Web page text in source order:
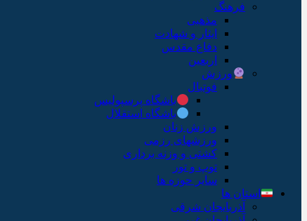
فرهنگ
مذهبی
ایثار و شهادت
دفاع مقدس
اربعین
ورزش
فوتبال
باشگاه پرسپولیس
باشگاه استقلال
ورزش زنان
ورزشهای رزمی
کشتی و وزنه برداری
توپ و تور
سایر حوزه ها
استان ها
آذربایجان شرقی